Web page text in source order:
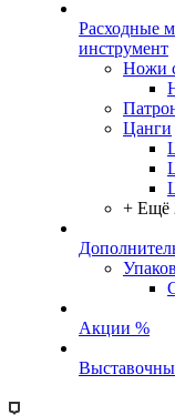
Расходные
инструмент
Ножи
Цанги
+ Ещё
Акции %